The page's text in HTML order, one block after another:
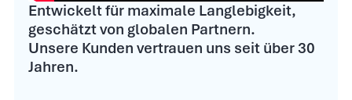
Entwickelt für maximale Langlebigkeit,
geschätzt von globalen Partnern.
Unsere Kunden vertrauen uns seit über 30
Jahren.